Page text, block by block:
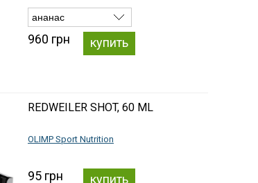
960 грн купить
REDWEILER SHOT, 60 ML
OLIMP Sport Nutrition
95 грн купить